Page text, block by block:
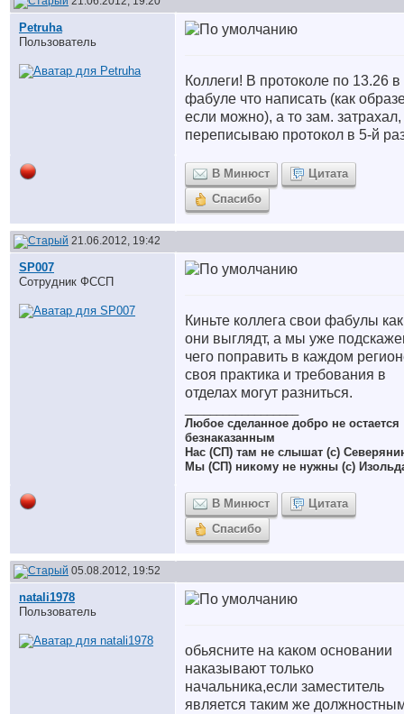
Petruha
Пользователь
Коллеги! В протоколе по 13.26 в
фабуле что написать (как
если можно), а то зам. затрахал,
переписываю протокол в 5-й
В Минюст
Цитата
Спасибо
21.06.2012, 19:42
SP007
Сотрудник ФССП
Киньте коллега свои фабулы как
они выглядт, а мы уже
чего поправить в каждом
своя практика и требования в
отделах могут разниться.
Любое сделанное добро не остается
безнаказанным
Нас (СП) там не слышат (с)
Мы (СП) никому не нужны (с)
В Минюст
Цитата
Спасибо
05.08.2012, 19:52
natali1978
Пользователь
обьясните на каком основании
наказывают только
начальника,если заместитель
является таким же